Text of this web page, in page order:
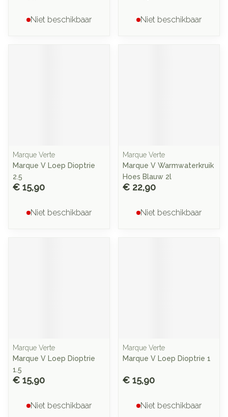
Niet beschikbaar Niet beschikbaar
Marque Verte
Marque V Loep Dioptrie
2.5
€ 15,90
Niet beschikbaar
Marque Verte
Marque V Warmwaterkruik
Hoes Blauw 2l
€ 22,90
Niet beschikbaar
Marque Verte
Marque V Loep Dioptrie
1.5
€ 15,90
Niet beschikbaar
Marque Verte
Marque V Loep Dioptrie 1
€ 15,90
Niet beschikbaar